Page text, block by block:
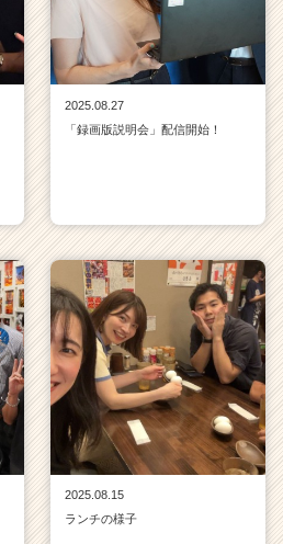
2025.08.27
「録画版説明会」配信開始！
2025.08.15
ランチの様子